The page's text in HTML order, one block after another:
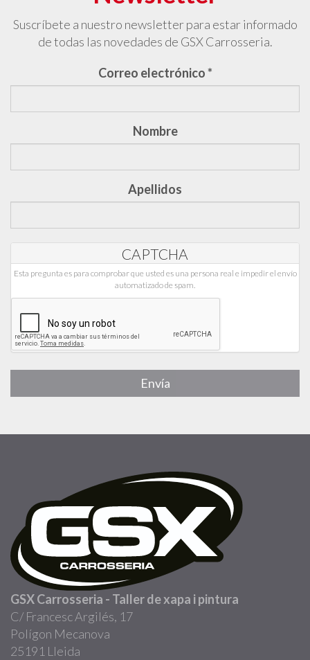
Suscríbete a nuestro newsletter para estar informado
de todas las novedades de GSX Carrosseria.
Correo electrónico*
Nombre
Apellidos
CAPTCHA
Esta pregunta es para comprobar que usted es una persona real e impedir el envío
automatizado de spam.
Envía
GSX Carrosseria - Taller de xapa i pintura
C/ Francesc Argilés, 17
Polígon Mecanova
25191 Lleida